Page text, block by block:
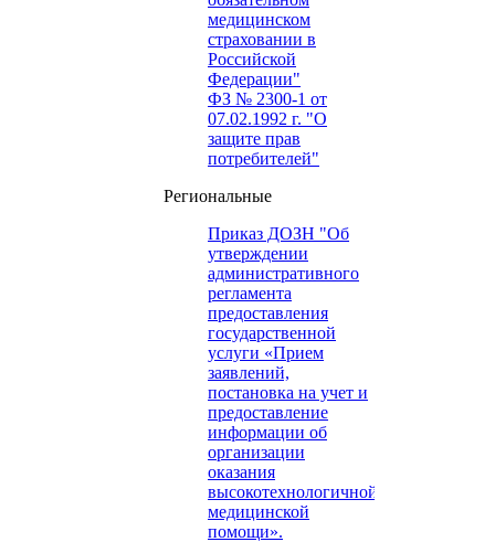
медицинском
страховании в
Российской
Федерации"
ФЗ № 2300-1 от
07.02.1992 г. "О
защите прав
потребителей"
Региональные
Приказ ДОЗН "Об
утверждении
административного
регламента
предоставления
государственной
услуги «Прием
заявлений,
постановка на учет и
предоставление
информации об
организации
оказания
высокотехнологичной
медицинской
помощи».